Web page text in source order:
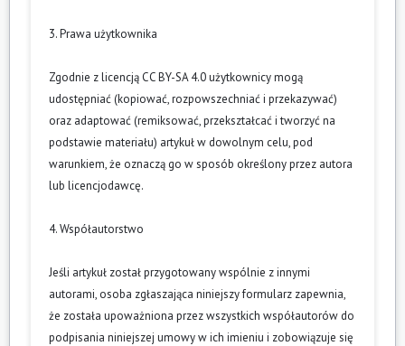
3. Prawa użytkownika
Zgodnie z licencją CC BY-SA 4.0 użytkownicy mogą
udostępniać (kopiować, rozpowszechniać i przekazywać)
oraz adaptować (remiksować, przekształcać i tworzyć na
podstawie materiału) artykuł w dowolnym celu, pod
warunkiem, że oznaczą go w sposób określony przez autora
lub licencjodawcę.
4. Współautorstwo
Jeśli artykuł został przygotowany wspólnie z innymi
autorami, osoba zgłaszająca niniejszy formularz zapewnia,
że została upoważniona przez wszystkich współautorów do
podpisania niniejszej umowy w ich imieniu i zobowiązuje się